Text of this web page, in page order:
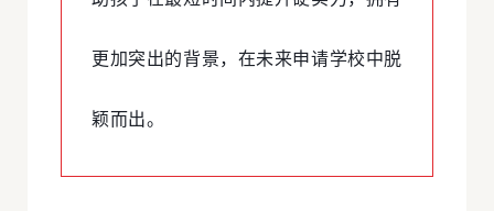
更加突出的背景，在未来申请学校中脱
颖而出。